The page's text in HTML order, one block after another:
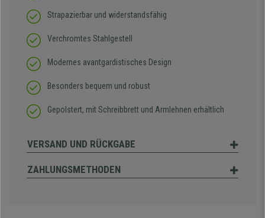
Strapazierbar und widerstandsfähig
Verchromtes Stahlgestell
Modernes avantgardistisches Design
Besonders bequem und robust
Gepolstert, mit Schreibbrett und Armlehnen erhältlich
VERSAND UND RÜCKGABE
ZAHLUNGSMETHODEN